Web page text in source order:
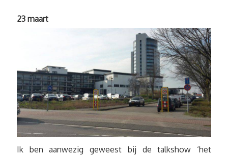
23 maart
Ik ben aanwezig geweest bij de talkshow ‘het